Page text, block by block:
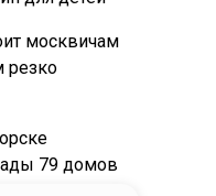
москвичам
резко
79 домов